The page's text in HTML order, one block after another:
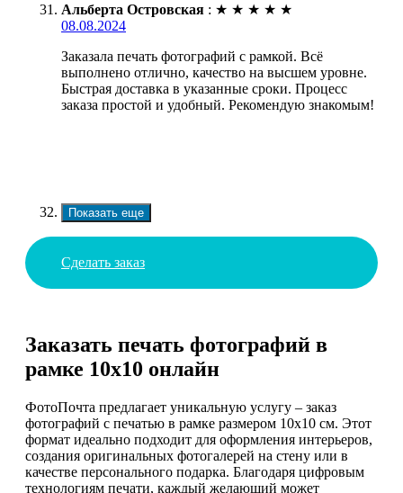
Альберта Островская : ★ ★ ★ ★ ★
08.08.2024
Заказала печать фотографий с рамкой. Всё
выполнено отлично, качество на высшем уровне.
Быстрая доставка в указанные сроки. Процесс
заказа простой и удобный. Рекомендую знакомым!
Показать еще
Сделать заказ
Заказать печать фотографий в
рамке 10х10 онлайн
ФотоПочта предлагает уникальную услугу – заказ
фотографий с печатью в рамке размером 10х10 см. Этот
формат идеально подходит для оформления интерьеров,
создания оригинальных фотогалерей на стену или в
качестве персонального подарка. Благодаря цифровым
технологиям печати, каждый желающий может